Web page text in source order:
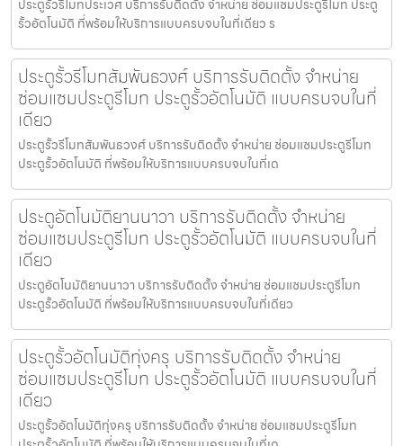
ประตูรั้วรีโมทประเวศ บริการรับติดตั้ง จำหน่าย ซ่อมแซมประตูรีโมท ประตู
รั้วอัตโนมัติ ที่พร้อมให้บริการแบบครบจบในที่เดียว ร
ประตูรั้วรีโมทสัมพันธวงศ์ บริการรับติดตั้ง จำหน่าย
ซ่อมแซมประตูรีโมท ประตูรั้วอัตโนมัติ แบบครบจบในที่
เดียว
ประตูรั้วรีโมทสัมพันธวงศ์ บริการรับติดตั้ง จำหน่าย ซ่อมแซมประตูรีโมท
ประตูรั้วอัตโนมัติ ที่พร้อมให้บริการแบบครบจบในที่เด
ประตูอัตโนมัติยานนาวา บริการรับติดตั้ง จำหน่าย
ซ่อมแซมประตูรีโมท ประตูรั้วอัตโนมัติ แบบครบจบในที่
เดียว
ประตูอัตโนมัติยานนาวา บริการรับติดตั้ง จำหน่าย ซ่อมแซมประตูรีโมท
ประตูรั้วอัตโนมัติ ที่พร้อมให้บริการแบบครบจบในที่เดียว
ประตูรั้วอัตโนมัติทุ่งครุ บริการรับติดตั้ง จำหน่าย
ซ่อมแซมประตูรีโมท ประตูรั้วอัตโนมัติ แบบครบจบในที่
เดียว
ประตูรั้วอัตโนมัติทุ่งครุ บริการรับติดตั้ง จำหน่าย ซ่อมแซมประตูรีโมท